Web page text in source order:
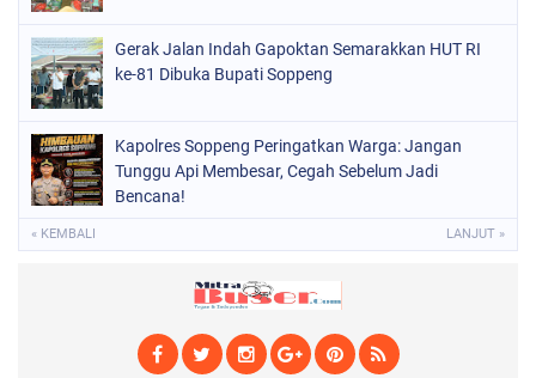
Gerak Jalan Indah Gapoktan Semarakkan HUT RI
ke-81 Dibuka Bupati Soppeng
Kapolres Soppeng Peringatkan Warga: Jangan
Tunggu Api Membesar, Cegah Sebelum Jadi
Bencana!
« KEMBALI LANJUT »